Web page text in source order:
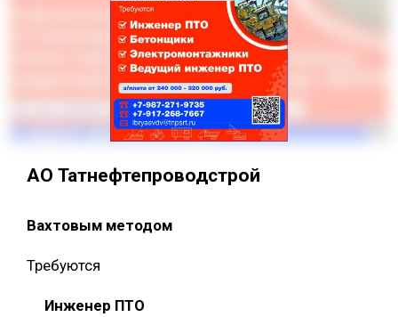
АО Татнефтепроводстрой
Вахтовым методом
Требуются
Инженер ПТО